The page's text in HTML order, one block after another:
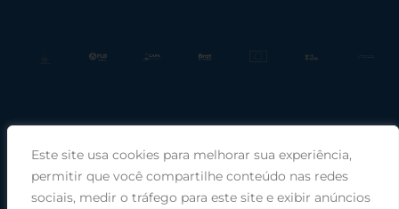
Este site usa cookies para melhorar sua experiência,
permitir que você compartilhe conteúdo nas redes
sociais, medir o tráfego para este site e exibir anúncios
Praça Rui Barbosa, 220, sala 66, Porto Alegre, RS, 90030-100 |
Telefone: (51) 99949-1120